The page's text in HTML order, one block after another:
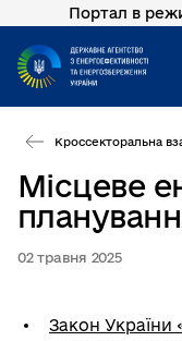
Перейти
основного
вмісту
Портал в
Місцеве
02 травня 2025
Закон України